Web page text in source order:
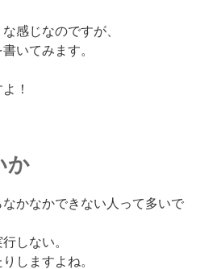
感じなのですが、
いてみます。
！
か
かなかできない人って多いで
しない。
しますよね。